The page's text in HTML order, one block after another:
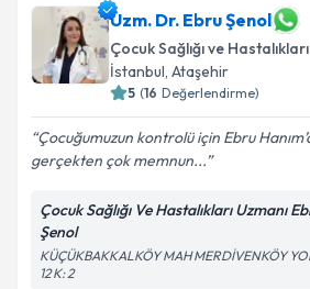
Uzm. Dr. Ebru Şenol
Çocuk Sağlığı ve Hastalıkları
İstanbul, Ataşehir
5 (16 Değerlendirme)
Çocuğumuzun kontrolü için Ebru
gerçekten çok memnun...
Çocuk Sağlığı Ve Hastalıkları Uzmanı
Şenol
KÜÇÜKBAKKALKÖY MAH MERDİVENKÖY
12 K: 2